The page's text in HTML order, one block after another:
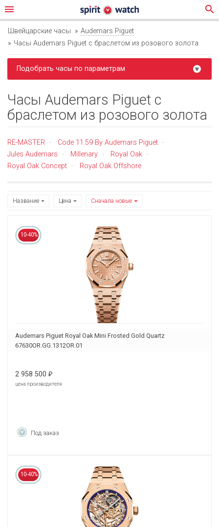
menu search
Швейцарские часы
Audemars Piguet
Часы Audemars Piguet с браслетом из розового золота
Подобрать часы по параметрам
Часы Audemars Piguet с
браслетом из розового золота
RE-MASTER - Code 11.59 By Audemars Piguet -
Jules Audemars - Millenary - Royal Oak -
Royal Oak Concept - Royal Oak Offshore
Название Цена Сначала новые
10-40%
Audemars Piguet Royal Oak Mini Frosted Gold Quartz
67630OR.GG.1312OR.01
2 958 500 ₽
цена производителя
Под заказ
10-40%